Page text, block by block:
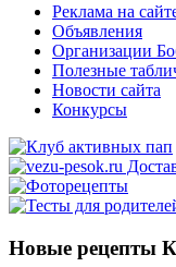
Реклама на
Объявления
Организации
Полезные
Новости сайта
Конкурсы
Новые рецепты